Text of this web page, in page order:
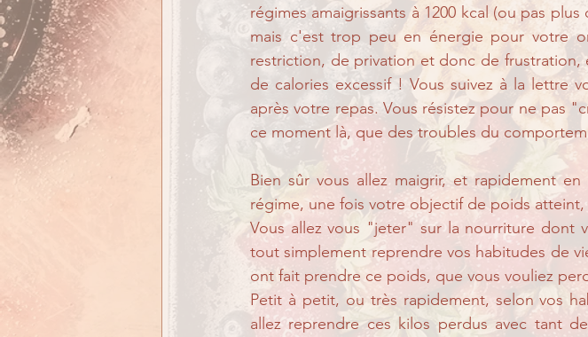
régimes amaigrissants à 1200 kcal (ou pas
mais c'est trop peu en énergie pour votre
restriction, de privation et donc de
de calories excessif ! Vous suivez à la lettre
après votre repas. Vous résistez pour ne pas
ce moment là, que des troubles du
Bien sûr vous allez maigrir, et rapidement
régime, une fois votre objectif de poids atteint,
Vous allez vous "jeter" sur la nourriture dont
tout simplement reprendre vos habitudes de
ont fait prendre ce poids, que vous vouliez
Petit à petit, ou très rapidement, selon vos
allez reprendre ces kilos perdus avec tant